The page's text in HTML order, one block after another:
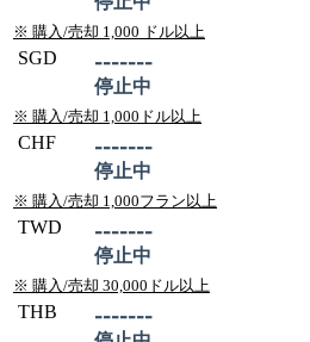
※ 購入/売却 1,000 ドル以上
SGD -------
停止中
※ 購入/売却 1,000ドル以上
CHF -------
停止中
※ 購入/売却 1,000フラン以上
TWD -------
停止中
※ 購入/売却 30,000ドル以上
THB -------